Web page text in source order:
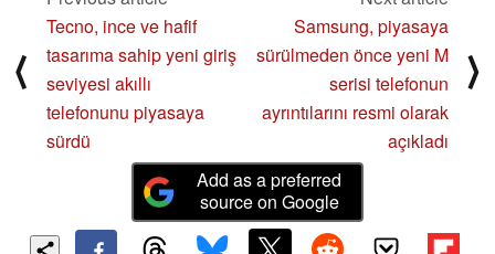
⟨
Tecno, ince ve hafif
tasarıma sahip yeni giriş
seviyesi akıllı
telefonunu piyasaya
sürdü
Samsung, piyasaya
sürülmeden önce yeni M
serisi telefonun
ayrıntılarını resmi olarak
açıkladı
⟩
Add as a preferred
source on Google